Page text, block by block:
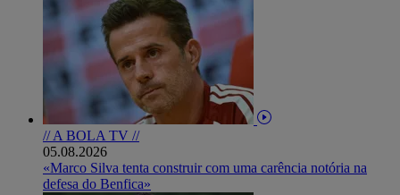
// A BOLA TV //
05.08.2026
«Marco Silva tenta construir com uma carência notória na
defesa do Benfica»